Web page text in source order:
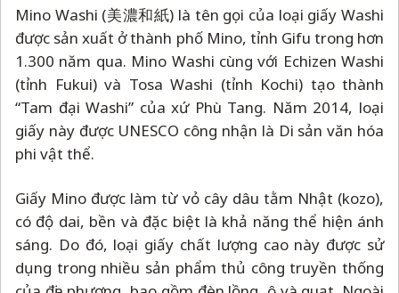
giấy này được UNESCO công nhận là Di sản văn hóa
phi vật thể.
Giấy Mino được làm từ vỏ cây dâu tằm Nhật (kozo),
có độ dai, bền và đặc biệt là khả năng thể hiện ánh
sáng. Do đó, loại giấy chất lượng cao này được sử
dụng trong nhiều sản phẩm thủ công truyền thống
của địa phương, bao gồm đèn lồng, ô và quạt. Ngoài
ra Mino Washi còn được sử dụng làm cửa trượt shoji
trong các ngôi đền ở Kyoto.